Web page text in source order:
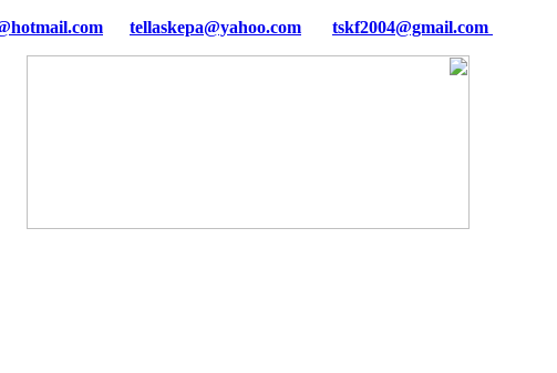
tellaskepa@yahoo.com tskf2004@gmail.com